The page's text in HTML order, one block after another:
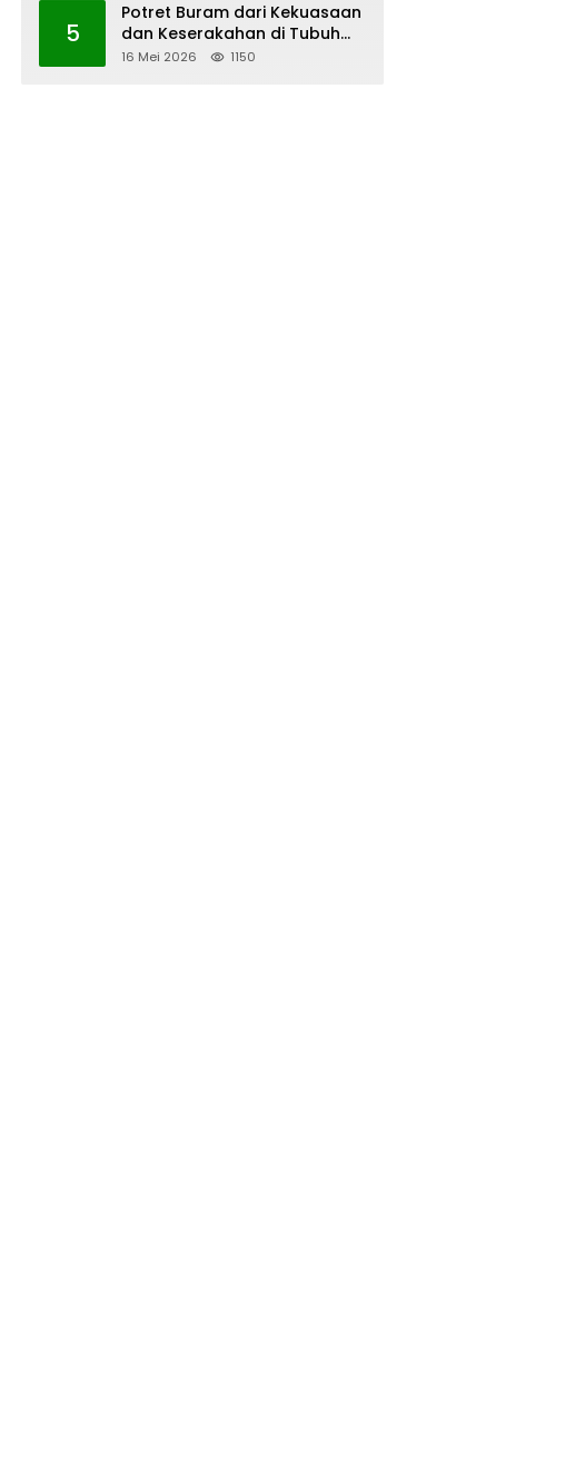
5
Potret Buram dari Kekuasaan
dan Keserakahan di Tubuh
PWI Sulsel
16 Mei 2026 1150